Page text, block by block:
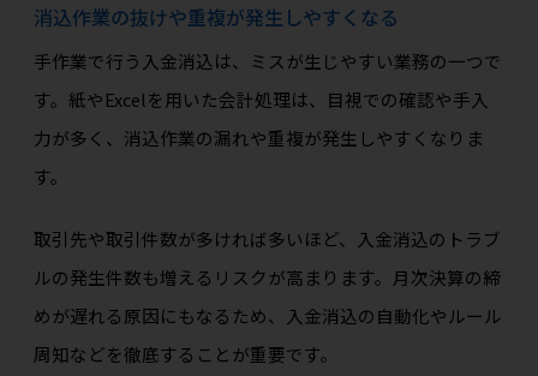
消込作業の抜けや重複が発生しやすくなる
手作業で行う入金消込は、ミスが生じやすい業務の一つで
す。紙やExcelを用いた会計処理は、目視での確認や手入
力が多く、消込作業の漏れや重複が発生しやすくなりま
す。
取引先や取引件数が多ければ多いほど、入金消込のトラブ
ルの発生件数も増えるリスクが高まります。月次決算の締
めが遅れる原因にもなるため、入金消込の自動化やルール
周知などを徹底することが重要です。